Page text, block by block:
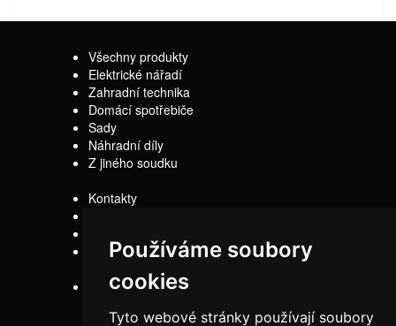
Používáme soubory
cookies
Tyto webové stránky používají soubory
Všechny produkty
Elektrické nářadí
Zahradní technika
Domácí spotřebiče
Sady
Náhradní díly
Z jiného soudku
Kontakty
Obchodní
Reklamační řád